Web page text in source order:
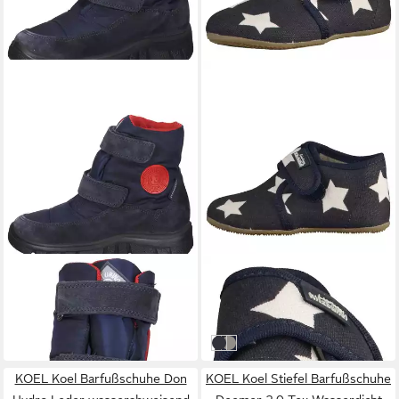
NATURINO
Naturino Sneaker Nylon
Sneaker
109,97 €
LIVING KITZBÜHEL
Hausschuhe Textil .
Hausschuh
49,97 €
Marine
Hellgrau
KOEL Koel Barfußschuhe Don
KOEL Koel Stiefel Barfußschuhe